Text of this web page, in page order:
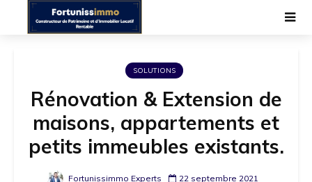
SOLUTIONS
Rénovation & Extension de
maisons, appartements et
petits immeubles existants.
Fortunissimmo Experts
22 septembre 2021